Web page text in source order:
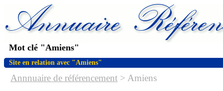
Mot clé "Amiens"
Site en relation avec "Amiens"
Annnuaire de référencement > Amiens